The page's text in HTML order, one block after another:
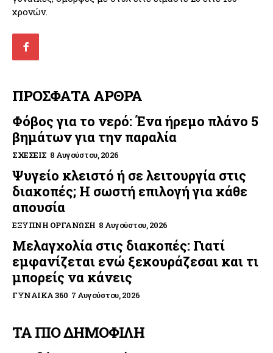
χρονών.
ΠΡΟΣΦΑΤΑ ΑΡΘΡΑ
Φόβος για το νερό: Ένα ήρεμο πλάνο 5
βημάτων για την παραλία
ΣΧΈΣΕΙΣ 8 Αυγούστου, 2026
Ψυγείο κλειστό ή σε λειτουργία στις
διακοπές; Η σωστή επιλογή για κάθε
απουσία
ΈΞΥΠΝΗ ΟΡΓΆΝΩΣΗ 8 Αυγούστου, 2026
Μελαγχολία στις διακοπές: Γιατί
εμφανίζεται ενώ ξεκουράζεσαι και τι
μπορείς να κάνεις
ΓΥΝΑΊΚΑ 360 7 Αυγούστου, 2026
ΤΑ ΠΙΟ ΔΗΜΟΦΙΛΗ